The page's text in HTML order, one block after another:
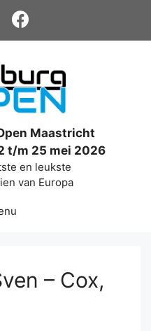
Maastricht
t/m 25 mei 2026
en leukste
van Europa
– Cox,